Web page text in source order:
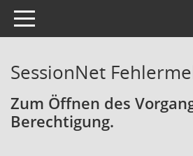
Toggle navigation
SessionNet
Zum Öffnen des
Berechtigung.